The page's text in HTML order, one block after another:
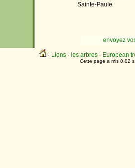
Sainte-Paule
envoyez
· Liens· les arbres· European
Cette page a mis 0.02